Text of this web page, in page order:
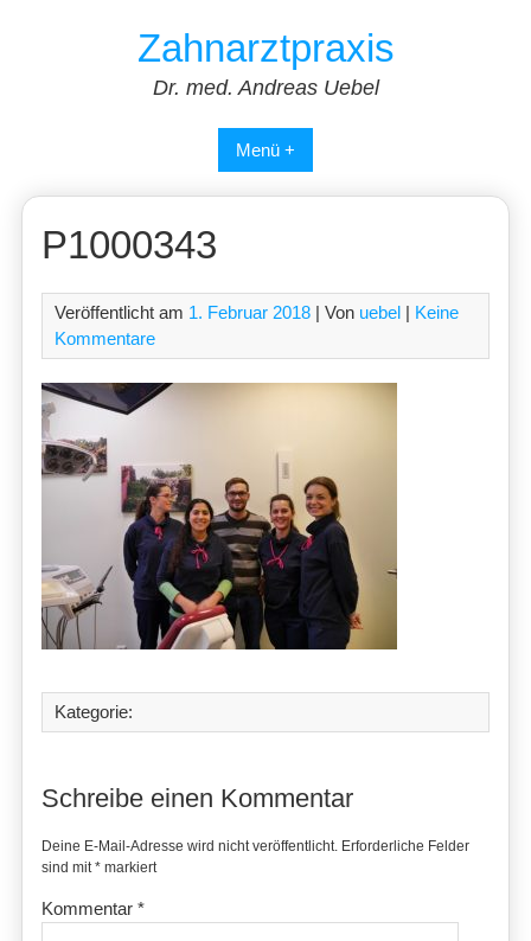
Zahnarztpraxis
Dr. med. Andreas Uebel
Menü +
P1000343
Veröffentlicht am 1. Februar 2018 | Von uebel | Keine
Kommentare
Kategorie:
Schreibe einen Kommentar
Deine E-Mail-Adresse wird nicht veröffentlicht. Erforderliche Felder
sind mit* markiert
Kommentar*